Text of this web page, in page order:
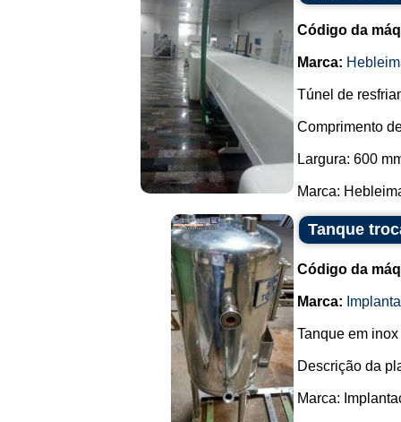
Código da
Marca:
Túnel de
Comprimento
Largura: 600
Marca:
Tanque
Código da
Marca:
Tanque em
Descrição da
Marca: